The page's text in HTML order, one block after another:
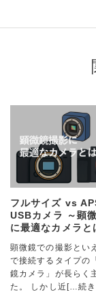
フルサイズ vs
USBカメラ ～顕
に最適なカメラと
顕微鏡での撮影とい
で接続するタイプの
鏡カメラ」が長らく
た。 しかし近 […続